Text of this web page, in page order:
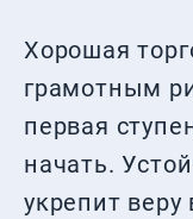
Хорошая
грамотным
первая
начать.
укрепит